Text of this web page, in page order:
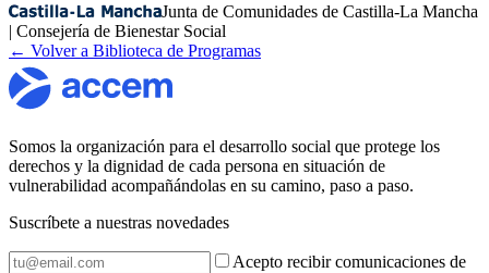
Junta de Comunidades de Castilla-La Mancha
| Consejería de Bienestar Social
← Volver a Biblioteca de Programas
Somos la organización para el desarrollo social que protege los
derechos y la dignidad de cada persona en situación de
vulnerabilidad acompañándolas en su camino, paso a paso.
Suscríbete a nuestras novedades
Acepto recibir comunicaciones de